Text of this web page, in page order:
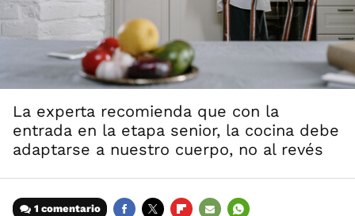
La experta recomienda que con la
entrada en la etapa senior, la cocina debe
adaptarse a nuestro cuerpo, no al revés
1 comentario